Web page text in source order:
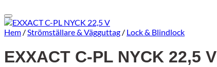
Hem /Strömställare & Vägguttag / Lock & Blindlock
EXXACT C-PL NYCK 22,5 V